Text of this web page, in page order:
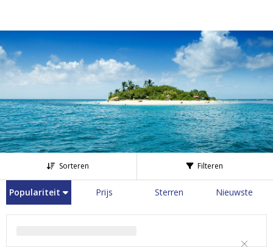
Sorteren Filteren
Populariteit Prijs Sterren Nieuwste